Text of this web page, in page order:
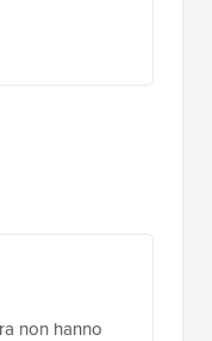
non hanno